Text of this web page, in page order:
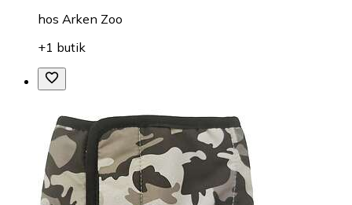
hos Arken Zoo
+1 butik